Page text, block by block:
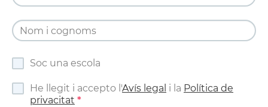
Soc una escola
He llegit i accepto l'Avís legal i la Política de
privacitat